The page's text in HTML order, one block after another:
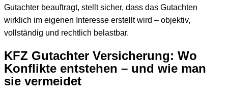
Gutachter beauftragt, stellt sicher, dass das Gutachten
wirklich im eigenen Interesse erstellt wird – objektiv,
vollständig und rechtlich belastbar.
KFZ Gutachter Versicherung: Wo
Konflikte entstehen – und wie man
sie vermeidet